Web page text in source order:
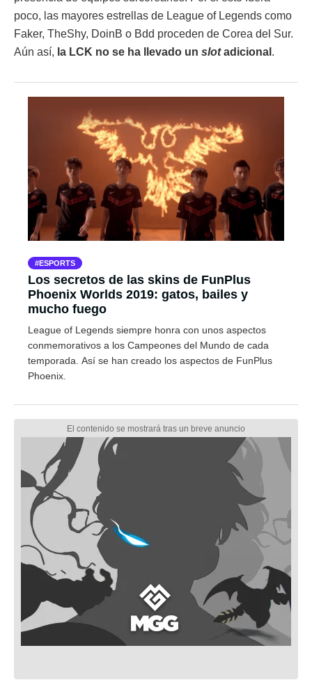
poco, las mayores estrellas de League of Legends como
Faker, TheShy, DoinB o Bdd proceden de Corea del Sur.
Aún así, la LCK no se ha llevado un slotadicional .
ESPORTS
Los secretos de las skins de FunPlus
Phoenix Worlds 2019: gatos, bailes y
mucho fuego
League of Legends siempre honra con unos aspectos
conmemorativos a los Campeones del Mundo de cada
temporada. Así se han creado los aspectos de FunPlus
Phoenix.